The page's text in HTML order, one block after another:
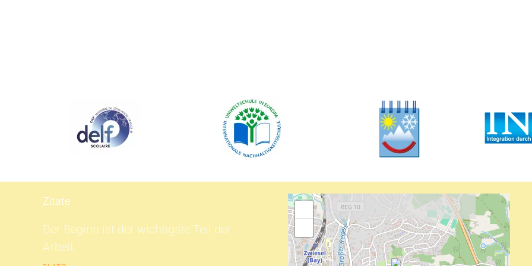
Zitate
Der Beginn ist der wichtigste Teil der
Arbeit.
Es gibt in der Natur nichts, das nicht
unsere Aufmerksamkeit verdient.